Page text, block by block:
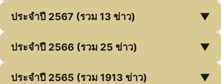
ประจำปี 2567 (รวม 13 ข่าว) ▼
ประจำปี 2566 (รวม 25 ข่าว) ▼
ประจำปี 2565 (รวม 1913 ข่าว) ▼